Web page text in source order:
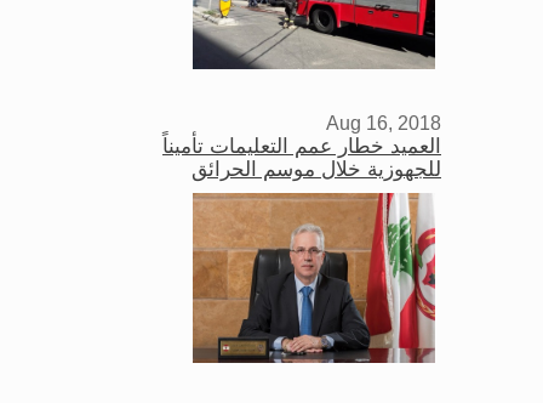
Aug 16, 2018
العميد خطار عمم التعليمات تأميناً
للجهوزية خلال موسم الحرائق